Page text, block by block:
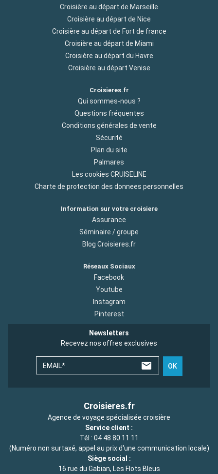
Croisière au départ de Marseille
Croisière au départ de Nice
Croisière au départ de Fort de france
Croisière au départ de Miami
Croisière au départ du Havre
Croisière au départ Venise
Croisieres.fr
Qui sommes-nous ?
Questions fréquentes
Conditions générales de vente
Sécurité
Plan du site
Palmares
Les cookies CRUISELINE
Charte de protection des donnees personnelles
Information sur votre croisiere
Assurance
Séminaire / groupe
Blog Croisieres.fr
Réseaux Sociaux
Facebook
Youtube
Instagram
Pinterest
Newsletters
Recevez nos offres exclusives
EMAIL* OK
Croisieres.fr
Agence de voyage spécialisée croisière
Service client :
Tél : 04 48 80 11 11
(Numéro non surtaxé, appel au prix d'une communication locale)
Siège social :
16 rue du Gabian, Les Flots Bleus